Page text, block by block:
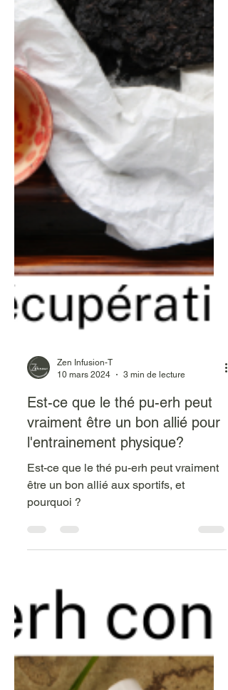
10 mars 2024
3 min de lecture
Est-ce que le thé pu-erh peut
vraiment être un bon allié pour
l'entrainement physique?
Est-ce que le thé pu-erh peut vraiment
être un bon allié aux sportifs, et
pourquoi ?